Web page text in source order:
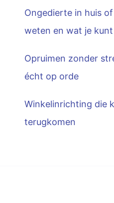
Ongedierte in huis
weten en wat je
Opruimen zonder
écht op orde
Winkelinrichting die
terugkomen